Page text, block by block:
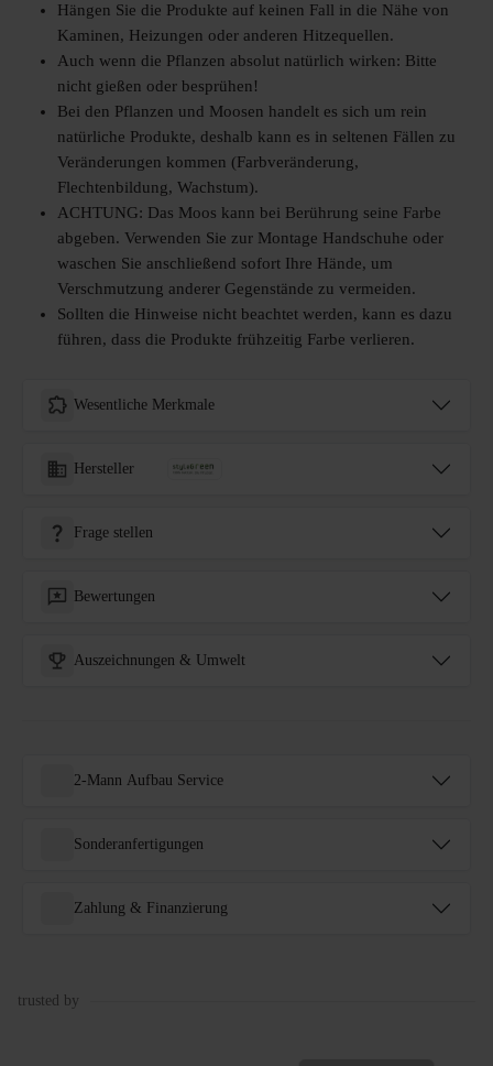
Hängen Sie die Produkte auf keinen Fall in die Nähe von
Kaminen, Heizungen oder anderen Hitzequellen.
Auch wenn die Pflanzen absolut natürlich wirken: Bitte
nicht gießen oder besprühen!
Bei den Pflanzen und Moosen handelt es sich um rein
natürliche Produkte, deshalb kann es in seltenen Fällen zu
Veränderungen kommen (Farbveränderung,
Flechtenbildung, Wachstum).
ACHTUNG: Das Moos kann bei Berührung seine Farbe
abgeben. Verwenden Sie zur Montage Handschuhe oder
waschen Sie anschließend sofort Ihre Hände, um
Verschmutzung anderer Gegenstände zu vermeiden.
Sollten die Hinweise nicht beachtet werden, kann es dazu
führen, dass die Produkte frühzeitig Farbe verlieren.
Wesentliche Merkmale
Hersteller
Frage stellen
Bewertungen
Auszeichnungen & Umwelt
2-Mann Aufbau Service
Sonderanfertigungen
Zahlung & Finanzierung
trusted by